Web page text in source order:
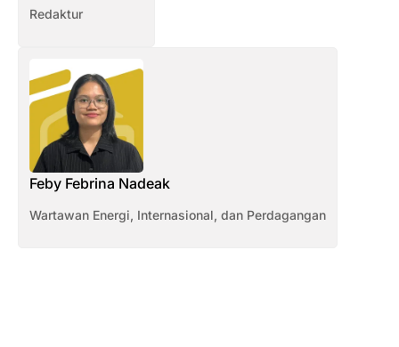
Redaktur
Feby Febrina Nadeak
Wartawan Energi, Internasional, dan Perdagangan